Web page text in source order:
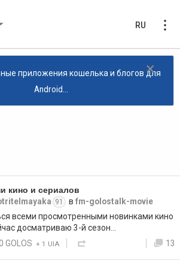
RU
×
приложения кошелька и блогов для
Android...
кино и сериалов
91 в fm-golostalk-movie
всеми просмотренными новинками кино
досматриваю 3-й сезон…
GOLOS +1 UIA 13